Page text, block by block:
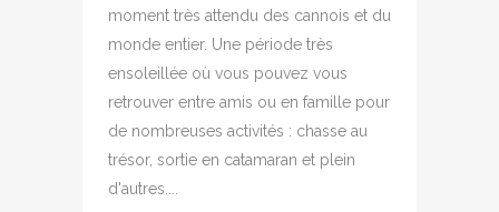
moment très attendu des cannois et du
monde entier. Une période très
ensoleillée où vous pouvez vous
retrouver entre amis ou en famille pour
de nombreuses activités : chasse au
trésor, sortie en catamaran et plein
d'autres....